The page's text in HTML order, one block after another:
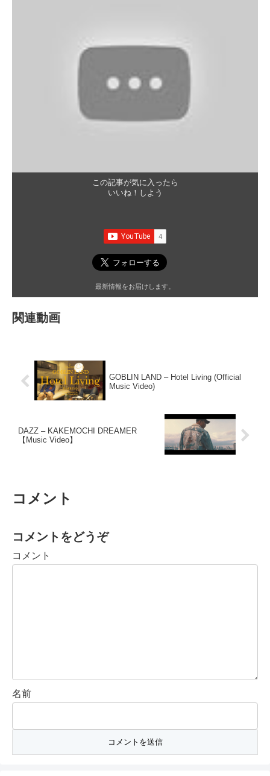
この記事が気に入ったら
いいね！しよう
最新情報をお届けします。
関連動画
GOBLIN LAND – Hotel Living (Official
Music Video)
DAZZ – KAKEMOCHI DREAMER
【Music Video】
コメント
コメントをどうぞ
コメント
名前